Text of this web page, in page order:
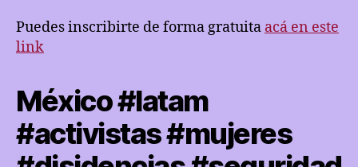
Puedes inscribirte de forma gratuita acá en este
link
México #latam
#activistas #mujeres